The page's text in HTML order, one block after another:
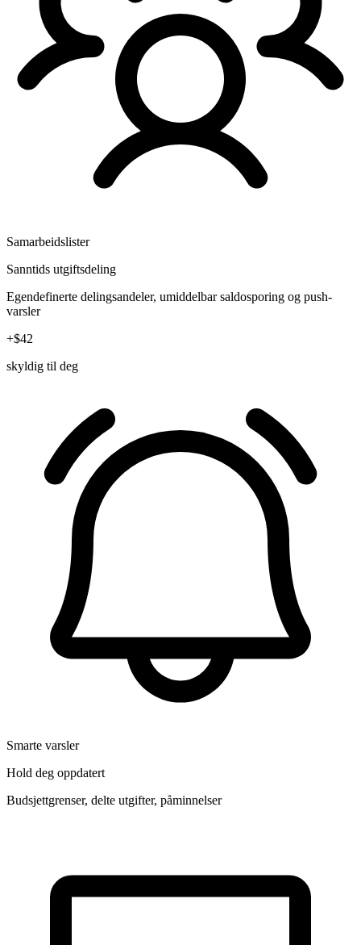
Samarbeidslister
Sanntids utgiftsdeling
Egendefinerte delingsandeler, umiddelbar saldosporing og push-
varsler
+$42
skyldig til deg
Smarte varsler
Hold deg oppdatert
Budsjettgrenser, delte utgifter, påminnelser